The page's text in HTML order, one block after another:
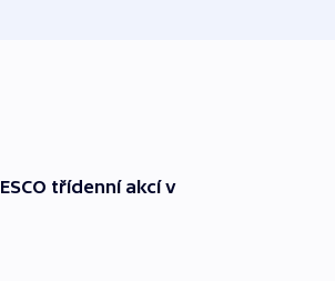
třídenní akcí v